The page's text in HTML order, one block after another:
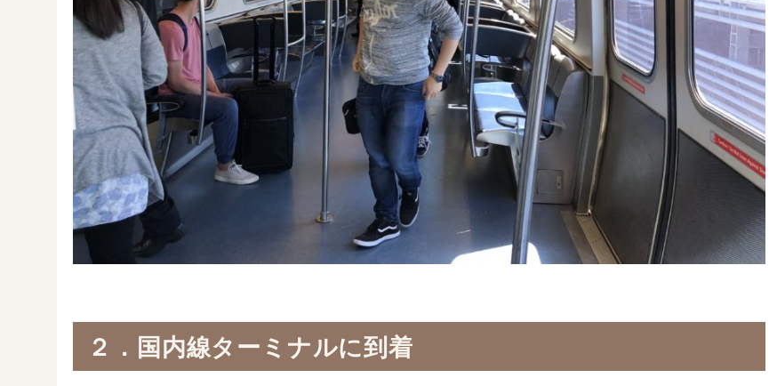
２．国内線ターミナルに到着